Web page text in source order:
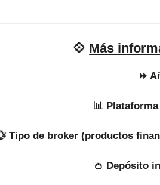
💠 Más
⏩
📊
Tipo de broker (productos
👛 Depósito